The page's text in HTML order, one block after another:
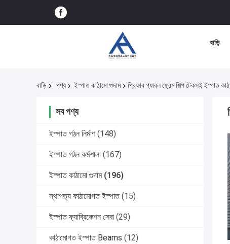
বাড়ি
বাড়ি পণ্য ইস্পাত কাঠামো গুদাম প্রিফাব গ্যাবল ফ্রেম শিল্প টেকসই ইস্পাত
সব পণ্য
ইস্পাত গঠন নির্মাণ (148)
ইস্পাত গঠন কর্মশালা (167)
ইস্পাত কাঠামো গুদাম (196)
স্থাপত্য কাঠামোগত ইস্পাত (15)
ইস্পাত ফ্যাব্রিকেশন সেবা (29)
কাঠামোগত ইস্পাত Beams (12)